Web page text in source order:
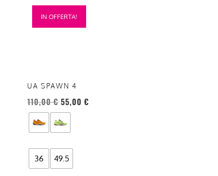
IN OFFERTA!
UA SPAWN 4
110,00€ 55,00 €
36 49.5
Questo
prodotto
opzioni
essere
scelte
nella
del
prodotto